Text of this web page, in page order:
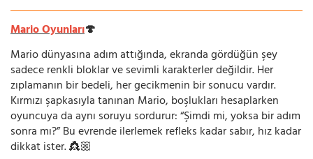
Mario Oyunları🍄
Mario dünyasına adım attığında, ekranda gördüğün şey
sadece renkli bloklar ve sevimli karakterler değildir. Her
zıplamanın bir bedeli, her gecikmenin bir sonucu vardır.
Kırmızı şapkasıyla tanınan Mario, boşlukları hesaplarken
oyuncuya da aynı soruyu sordurur: “Şimdi mi, yoksa bir adım
sonra mı?” Bu evrende ilerlemek refleks kadar sabır, hız kadar
dikkat ister. 👸🏼